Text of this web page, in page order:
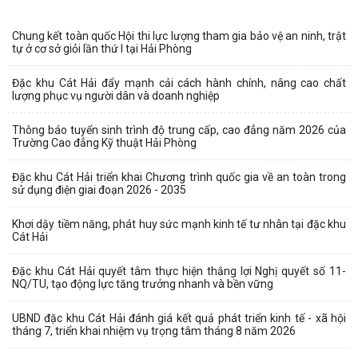
Chung kết toàn quốc Hội thi lực lượng tham gia bảo vệ an ninh, trật
tự ở cơ sở giỏi lần thứ I tại Hải Phòng
Đặc khu Cát Hải đẩy mạnh cải cách hành chính, nâng cao chất
lượng phục vụ người dân và doanh nghiệp
Thông báo tuyển sinh trình độ trung cấp, cao đẳng năm 2026 của
Trường Cao đẳng Kỹ thuật Hải Phòng
Đặc khu Cát Hải triển khai Chương trình quốc gia về an toàn trong
sử dụng điện giai đoạn 2026 - 2035
Khơi dậy tiềm năng, phát huy sức mạnh kinh tế tư nhân tại đặc khu
Cát Hải
Đặc khu Cát Hải quyết tâm thực hiện thắng lợi Nghị quyết số 11-
NQ/TU, tạo động lực tăng trưởng nhanh và bền vững
UBND đặc khu Cát Hải đánh giá kết quả phát triển kinh tế - xã hội
tháng 7, triển khai nhiệm vụ trọng tâm tháng 8 năm 2026